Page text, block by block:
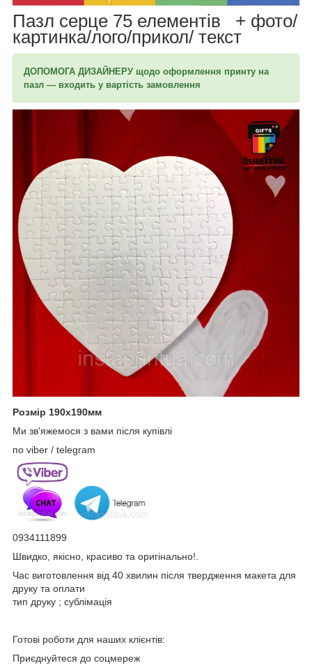
Пазл серце 75 елементів + фото/
картинка/лого/прикол/ текст
ДОПОМОГА ДИЗАЙНЕРУ щодо оформлення принту на
пазл — входить у вартість замовлення
Розмір 190х190мм
Ми зв'яжемося з вами після купівлі
по viber / telegram
0934111899
Швидко, якісно, красиво та оригінально!.
Час виготовлення від 40 хвилин після твердження макета для
друку та оплати
тип друку ; сублімація
Готові роботи для наших клієнтів:
Приєднуйтеся до соцмереж